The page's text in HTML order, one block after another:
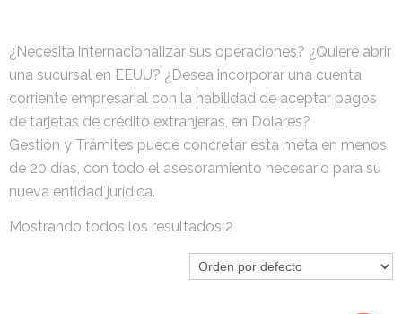
¿Necesita internacionalizar sus operaciones? ¿Quiere abrir
una sucursal en EEUU? ¿Desea incorporar una cuenta
corriente empresarial con la habilidad de aceptar pagos
de tarjetas de crédito extranjeras, en Dólares?
Gestión y Trámites puede concretar esta meta en menos
de 20 días, con todo el asesoramiento necesario para su
nueva entidad jurídica.
Mostrando todos los resultados 2